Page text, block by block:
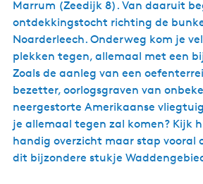
Marrum (Zeedijk 8). Van daaruit
ontdekkingstocht richting de
Noarderleech. Onderweg kom je
plekken tegen, allemaal met een
Zoals de aanleg van een
bezetter, oorlogsgraven van
neergestorte Amerikaanse
je allemaal tegen zal komen? Kijk
handig overzicht maar stap vooral
dit bijzondere stukje